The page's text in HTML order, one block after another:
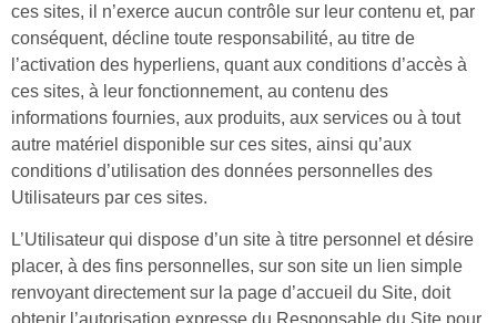
ces sites, il n’exerce aucun contrôle sur leur contenu et, par
conséquent, décline toute responsabilité, au titre de
l’activation des hyperliens, quant aux conditions d’accès à
ces sites, à leur fonctionnement, au contenu des
informations fournies, aux produits, aux services ou à tout
autre matériel disponible sur ces sites, ainsi qu’aux
conditions d’utilisation des données personnelles des
Utilisateurs par ces sites.
L’Utilisateur qui dispose d’un site à titre personnel et désire
placer, à des fins personnelles, sur son site un lien simple
renvoyant directement sur la page d’accueil du Site, doit